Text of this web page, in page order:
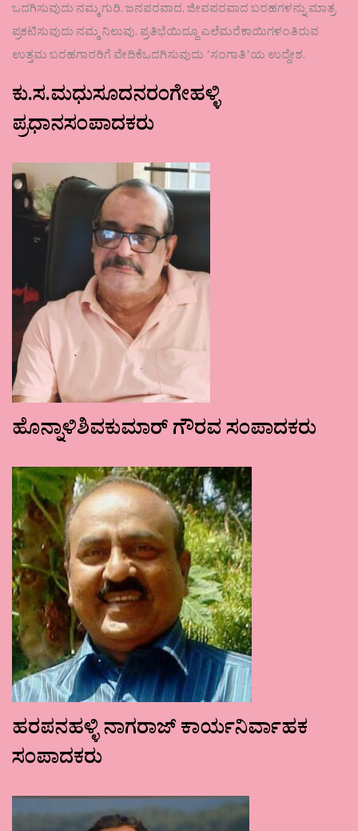
ಒದಗಿಸುವುದು ನಮ್ಮ ಗುರಿ. ಜನಪರವಾದ, ಜೀವಪರವಾದ ಬರಹಗಳನ್ನು ಮಾತ್ರ
ಪ್ರಕಟಿಸುವುದು ನಮ್ಮ ನಿಲುವು. ಪ್ರತಿಭೆಯಿದ್ದೂ ಎಲೆಮರೆಕಾಯಿಗಳಂತಿರುವ
ಉತ್ತಮ ಬರಹಗಾರರಿಗೆ ವೇದಿಕೆಒದಗಿಸುವುದು ʼಸಂಗಾತಿʼಯ ಉದ್ದೇಶ.
ಕು.ಸ.ಮಧುಸೂದನರಂಗೇಹಳ್ಳಿ
ಪ್ರಧಾನಸಂಪಾದಕರು
ಹೊನ್ನಾಳಿಶಿವಕುಮಾರ್ ಗೌರವ ಸಂಪಾದಕರು
ಹರಪನಹಳ್ಳಿ ನಾಗರಾಜ್ ಕಾರ್ಯನಿರ್ವಾಹಕ
ಸಂಪಾದಕರು